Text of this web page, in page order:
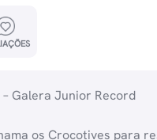
Galera Junior Record
os Crocotives para